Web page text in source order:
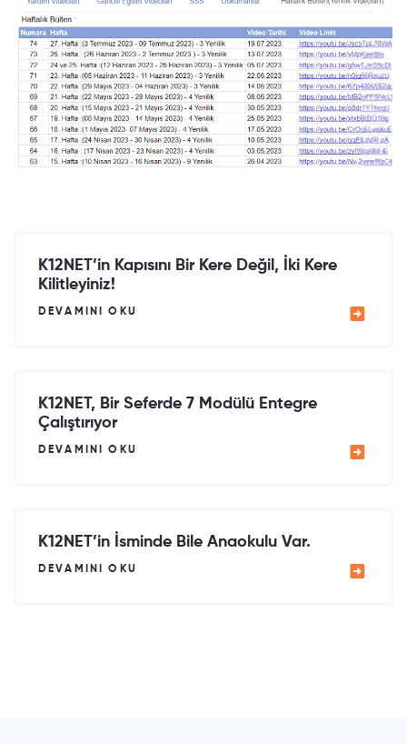
K12NET’in Kapısını Bir Kere Değil, İki Kere
Kilitleyiniz!
DEVAMINI OKU
K12NET, Bir Seferde 7 Modülü Entegre
Çalıştırıyor
DEVAMINI OKU
K12NET’in İsminde Bile Anaokulu Var.
DEVAMINI OKU